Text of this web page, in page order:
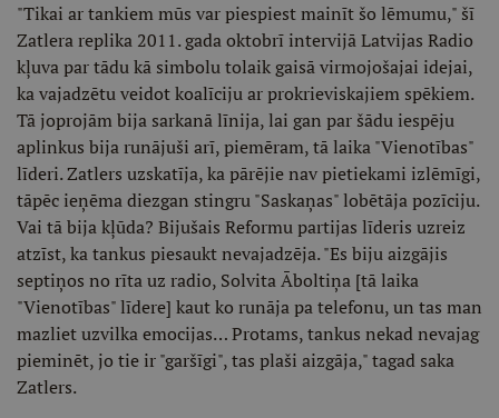
"Tikai ar tankiem mūs var piespiest mainīt šo lēmumu," šī
Zatlera replika 2011. gada oktobrī intervijā Latvijas Radio
kļuva par tādu kā simbolu tolaik gaisā virmojošajai idejai,
ka vajadzētu veidot koalīciju ar prokrieviskajiem spēkiem.
Tā joprojām bija sarkanā līnija, lai gan par šādu iespēju
aplinkus bija runājuši arī, piemēram, tā laika "Vienotības"
līderi. Zatlers uzskatīja, ka pārējie nav pietiekami izlēmīgi,
tāpēc ieņēma diezgan stingru "Saskaņas" lobētāja pozīciju.
Vai tā bija kļūda? Bijušais Reformu partijas līderis uzreiz
atzīst, ka tankus piesaukt nevajadzēja. "Es biju aizgājis
septiņos no rīta uz radio, Solvita Āboltiņa [tā laika
"Vienotības" līdere] kaut ko runāja pa telefonu, un tas man
mazliet uzvilka emocijas… Protams, tankus nekad nevajag
pieminēt, jo tie ir "garšīgi", tas plaši aizgāja," tagad saka
Zatlers.